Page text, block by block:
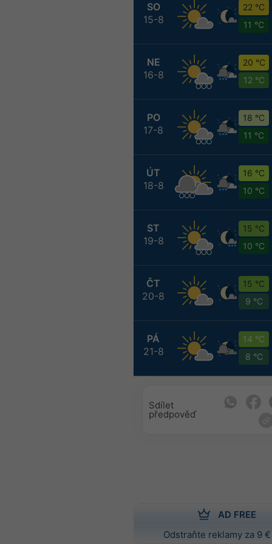
SO
15-8
22 °C
11 °C
NE
16-8
20 °C
12 °C
PO
17-8
18 °C
11 °C
ÚT
18-8
16 °C
10 °C
ST
19-8
15 °C
10 °C
ČT
20-8
15 °C
9 °C
PÁ
21-8
14 °C
8 °C
Sdílet
předpověď
AD FREE
Odstraňte reklamy za 9